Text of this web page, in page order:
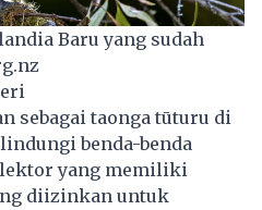
Baru yang sudah
sebagai taonga tūturu di
benda-benda
yang memiliki
diizinkan untuk